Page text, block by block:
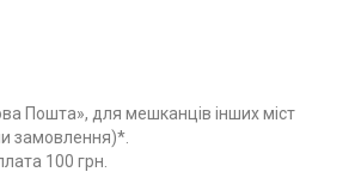
Пошта», для мешканців інших міст
замовлення)*.
100 грн.